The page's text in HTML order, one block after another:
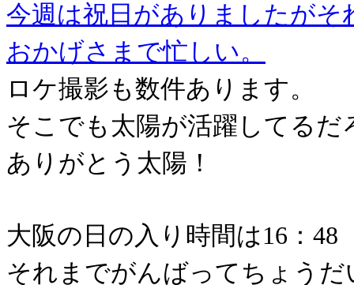
今週は祝日がありましたがそ
おかげさまで忙しい。
ロケ撮影も数件あります。
そこでも太陽が活躍してるだ
ありがとう太陽！
大阪の日の入り時間は16：48
それまでがんばってちょうだ